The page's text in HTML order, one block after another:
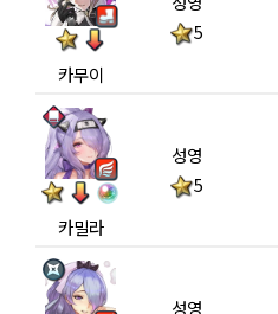
카무이
5
카밀라
성영
5
성영